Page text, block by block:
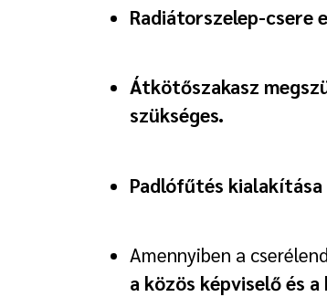
Radiátorszelep-csere
Átkötőszakasz
szükséges.
Padlófűtés
Amennyiben a
a közös képviselő és